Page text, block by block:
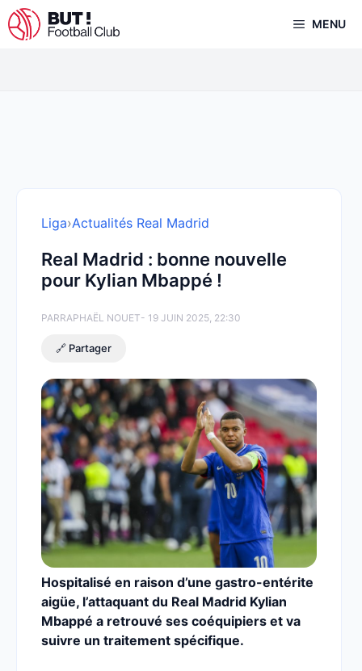
Aller
au
MENU
Liga›Actualités Real Madrid
Real Madrid : bonne nouvelle
pour Kylian Mbappé !
PARRAPHAËL NOUET- 19 JUIN 2025, 22:30
🔗 Partager
Hospitalisé en raison d’une gastro-entérite
aigüe, l’attaquant du Real Madrid Kylian
Mbappé a retrouvé ses coéquipiers et va
suivre un traitement spécifique.